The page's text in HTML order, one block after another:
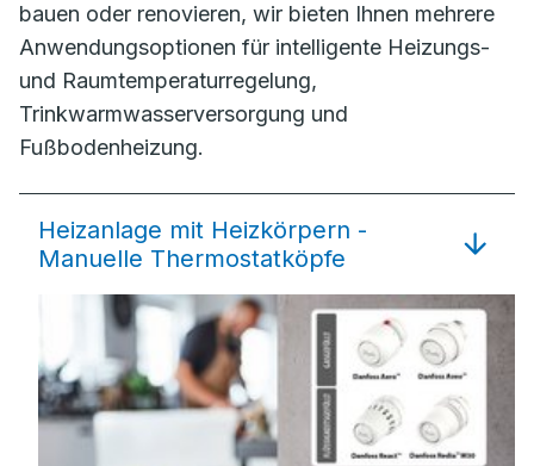
bauen oder renovieren, wir bieten Ihnen mehrere
Anwendungsoptionen für intelligente Heizungs-
und Raumtemperaturregelung,
Trinkwarmwasserversorgung und
Fußbodenheizung.
Heizanlage mit Heizkörpern -
Manuelle Thermostatköpfe